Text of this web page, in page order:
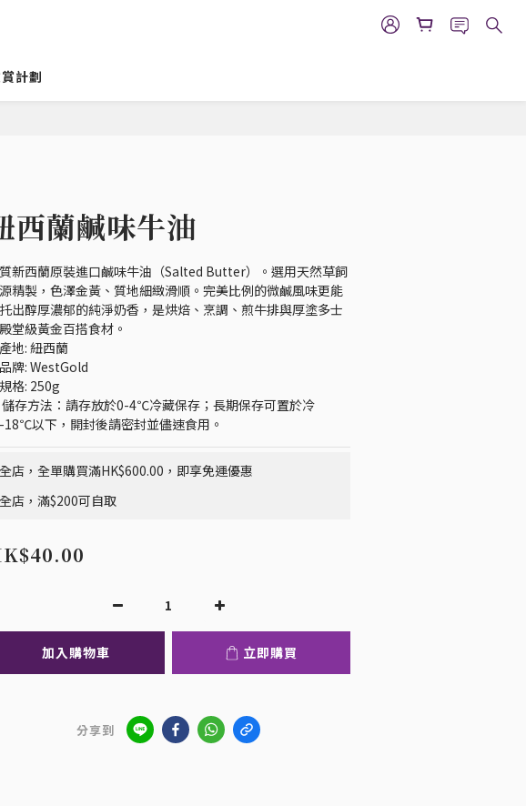
計劃
西蘭鹹味牛油
新西蘭原裝進口鹹味牛油（Salted Butter）。選用天然草飼
精製，色澤金黃、質地細緻滑順。完美比例的微鹹風味更能
出醇厚濃郁的純淨奶香，是烘焙、烹調、煎牛排與厚塗多士
堂級黃金百搭食材。
地: 紐西蘭
牌: WestGold
格: 250g
存方法：請存放於0-4℃冷藏保存；長期保存可置於冷
18℃以下，開封後請密封並儘速食用。
全店，全單購買滿HK$600.00，即享免運優惠
全店，滿$200可自取
加入購物車 立即購買
分享到